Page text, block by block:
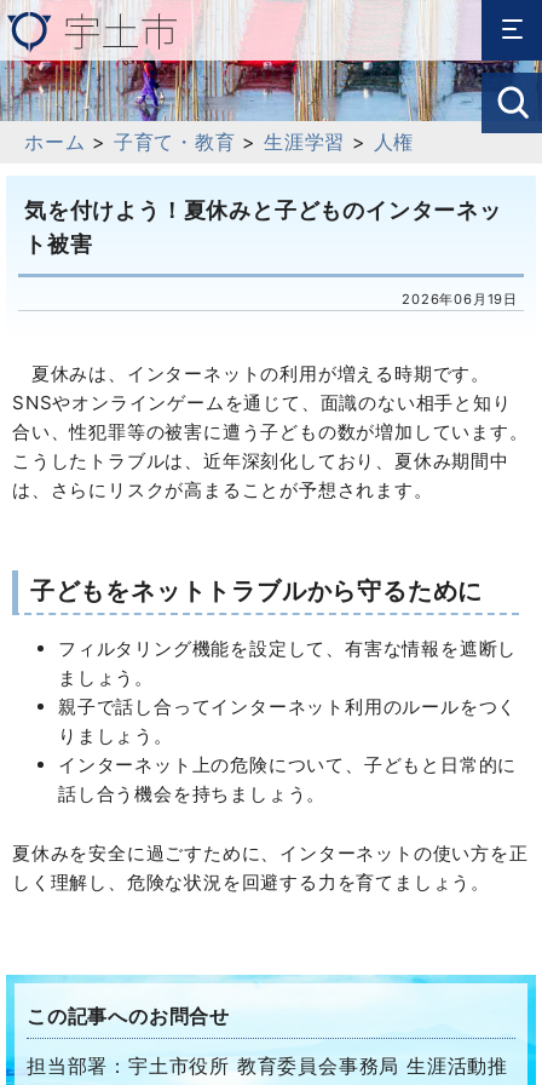
ホーム > 子育て・教育 >生涯学習 > 人権
気を付けよう！夏休みと子どものインターネッ
ト被害
2026年06月19日
夏休みは、インターネットの利用が増える時期です。
SNSやオンラインゲームを通じて、面識のない相手と知り
合い、性犯罪等の被害に遭う子どもの数が増加しています。
こうしたトラブルは、近年深刻化しており、夏休み期間中
は、さらにリスクが高まることが予想されます。
子どもをネットトラブルから守るために
フィルタリング機能を設定して、有害な情報を遮断し
ましょう。
親子で話し合ってインターネット利用のルールをつく
りましょう。
インターネット上の危険について、子どもと日常的に
話し合う機会を持ちましょう。
夏休みを安全に過ごすために、インターネットの使い方を正
しく理解し、危険な状況を回避する力を育てましょう。
この記事へのお問合せ
担当部署：宇土市役所 教育委員会事務局 生涯活動推